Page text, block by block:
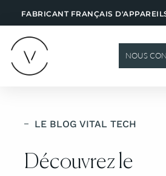
FABRICANT FRANÇAIS
NOUS
LE BLOG VITAL TECH
Découvrez le